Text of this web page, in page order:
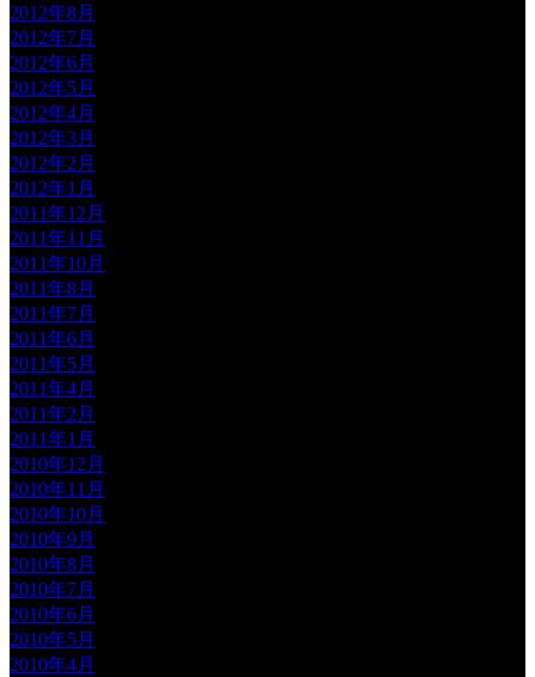
2012年8月
2012年7月
2012年6月
2012年5月
2012年4月
2012年3月
2012年2月
2012年1月
2011年12月
2011年11月
2011年10月
2011年8月
2011年7月
2011年6月
2011年5月
2011年4月
2011年2月
2011年1月
2010年12月
2010年11月
2010年10月
2010年9月
2010年8月
2010年7月
2010年6月
2010年5月
2010年4月